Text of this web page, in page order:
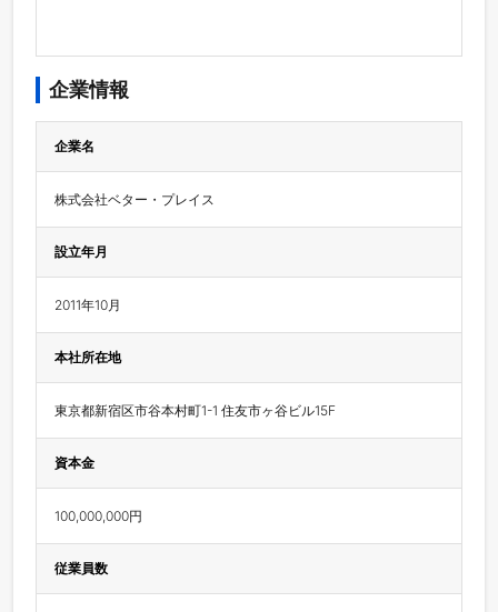
企業情報
企業名
株式会社ベター・プレイス
設立年月
2011年10月
本社所在地
東京都新宿区市谷本村町1-1 住友市ヶ谷ビル15F
資本金
100,000,000円
従業員数